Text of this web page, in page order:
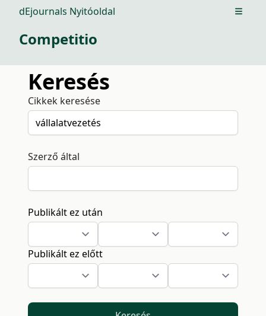
dEjournals Nyitóoldal Open
Competitio
Keresés
Cikkek keresése
Szerző által
Publikált ez után
Publikált ez előtt